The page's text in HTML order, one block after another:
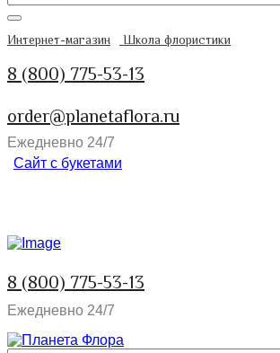
Интернет-магазин Школа флористики
8 (800) 775-53-13
order@planetaflora.ru
Ежедневно 24/7
Сайт с букетами
8 (800) 775-53-13
Ежедневно 24/7